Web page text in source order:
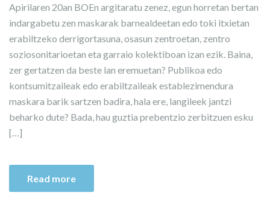
Apirilaren 20an BOEn argitaratu zenez, egun horretan bertan
indargabetu zen maskarak barnealdeetan edo toki itxietan
erabiltzeko derrigortasuna, osasun zentroetan, zentro
soziosonitarioetan eta garraio kolektiboan izan ezik. Baina,
zer gertatzen da beste lan eremuetan? Publikoa edo
kontsumitzaileak edo erabiltzaileak establezimendura
maskara barik sartzen badira, hala ere, langileek jantzi
beharko dute? Bada, hau guztia prebentzio zerbitzuen esku
[…]
Read more